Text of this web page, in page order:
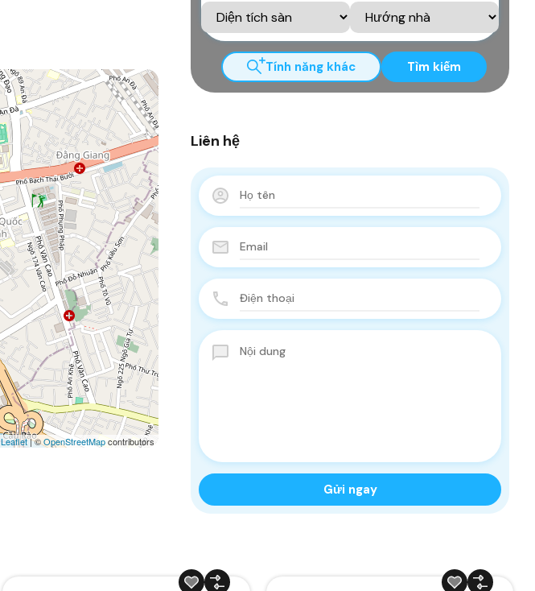
Leaflet| ©OpenStreetMapcontributors
Tính năng khác Tìm kiếm
Liên hệ